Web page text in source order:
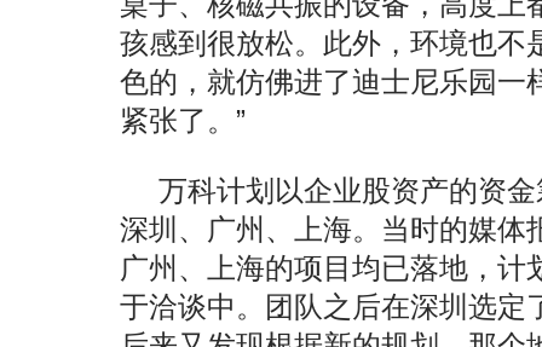
孩感到很放松。此外，环境也不
色的，就仿佛进了迪士尼乐园一
紧张了。”
万科计划以企业股资产的资
深圳、广州、上海。当时的媒体
广州、上海的项目均已落地，
于洽谈中。团队之后在深圳选定